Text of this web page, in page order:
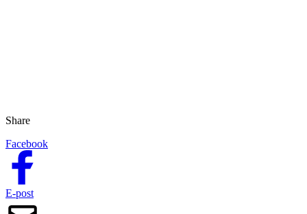
Share
Facebook
E-post